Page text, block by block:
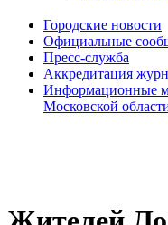
Городские новости
Официальные
Пресс-служба
Аккредитация
Информационные
Московской